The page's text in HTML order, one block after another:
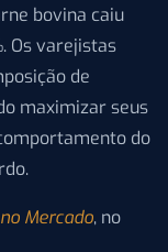
bovina caiu
Os varejistas
de
maximizar seus
do
Mercado, no